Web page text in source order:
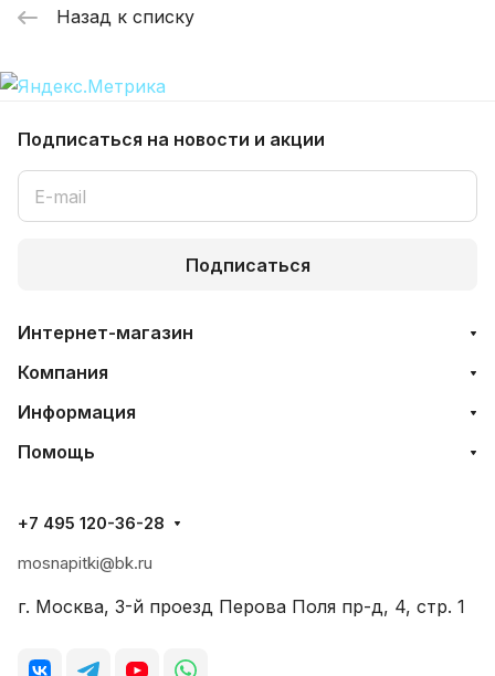
Назад к списку
Подписаться на новости и акции
Подписаться
Интернет-магазин
Компания
Информация
Помощь
+7 495 120-36-28
mosnapitki@bk.ru
г. Москва, 3-й проезд Перова Поля пр-д, 4, стр. 1